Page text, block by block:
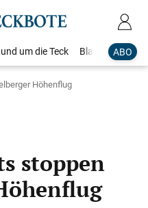
ABO
um die Teck Blaulicht
Höhenflug
stoppen